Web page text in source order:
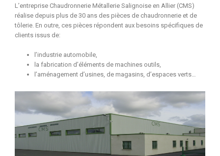
L’entreprise Chaudronnerie Métallerie Salignoise en Allier (CMS)
réalise depuis plus de 30 ans des pièces de chaudronnerie et de
tôlerie. En outre, ces pièces répondent aux besoins spécifiques de
clients issus de:
l’industrie automobile,
la fabrication d’éléments de machines outils,
l’aménagement d’usines, de magasins, d’espaces verts…